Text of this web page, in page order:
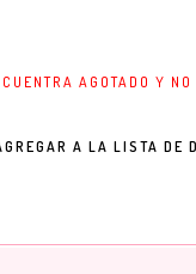
AGOTADO Y
A LA LISTA DE